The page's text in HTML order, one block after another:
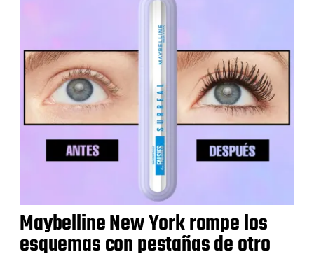
Maybelline New York rompe los
esquemas con pestañas de otro